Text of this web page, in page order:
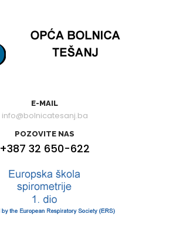
E-MAIL
info@bolnicatesanj.ba
POZOVITE NAS
+387 32 650-622